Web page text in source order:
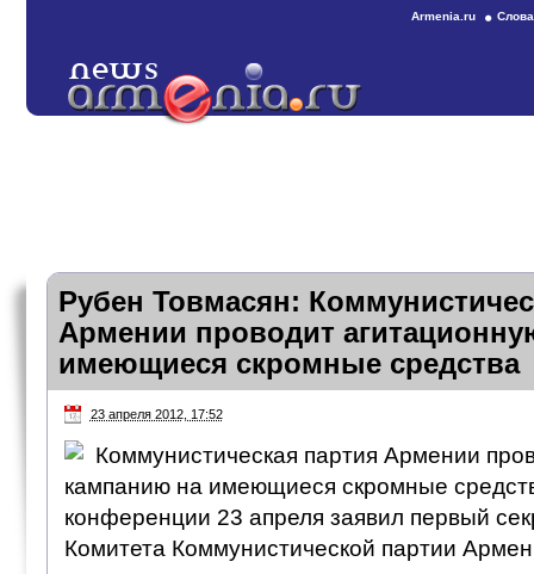
Armenia.ru
Рубен Товмасян:
Армении проводит
имеющиеся скромные средства
23 апреля 2012, 17:52
Коммунистическая партия Армении
кампанию на имеющиеся скромные
конференции 23 апреля заявил первый
Комитета Коммунистической партии